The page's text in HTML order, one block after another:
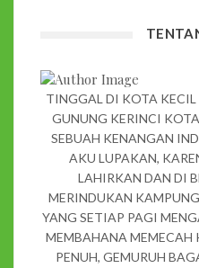
TINGGAL DI KOTA
GUNUNG KERINCI
SEBUAH KENANGAN
AKU LUPAKAN,
LAHIRKAN DAN DI
MERINDUKAN
YANG SETIAP PAGI
MEMBAHANA MEMECAH
PENUH, GEMURUH